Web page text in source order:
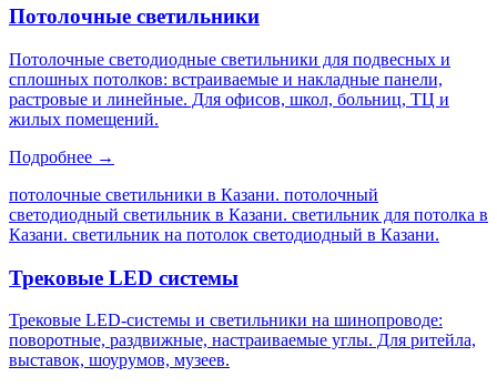
Потолочные светильники
Потолочные светодиодные светильники для подвесных и
сплошных потолков: встраиваемые и накладные панели,
растровые и линейные. Для офисов, школ, больниц, ТЦ и
жилых помещений.
Подробнее →
потолочные светильники в Казани. потолочный
светодиодный светильник в Казани. светильник для потолка в
Казани. светильник на потолок светодиодный в Казани.
Трековые LED системы
Трековые LED-системы и светильники на шинопроводе:
поворотные, раздвижные, настраиваемые углы. Для ритейла,
выставок, шоурумов, музеев.